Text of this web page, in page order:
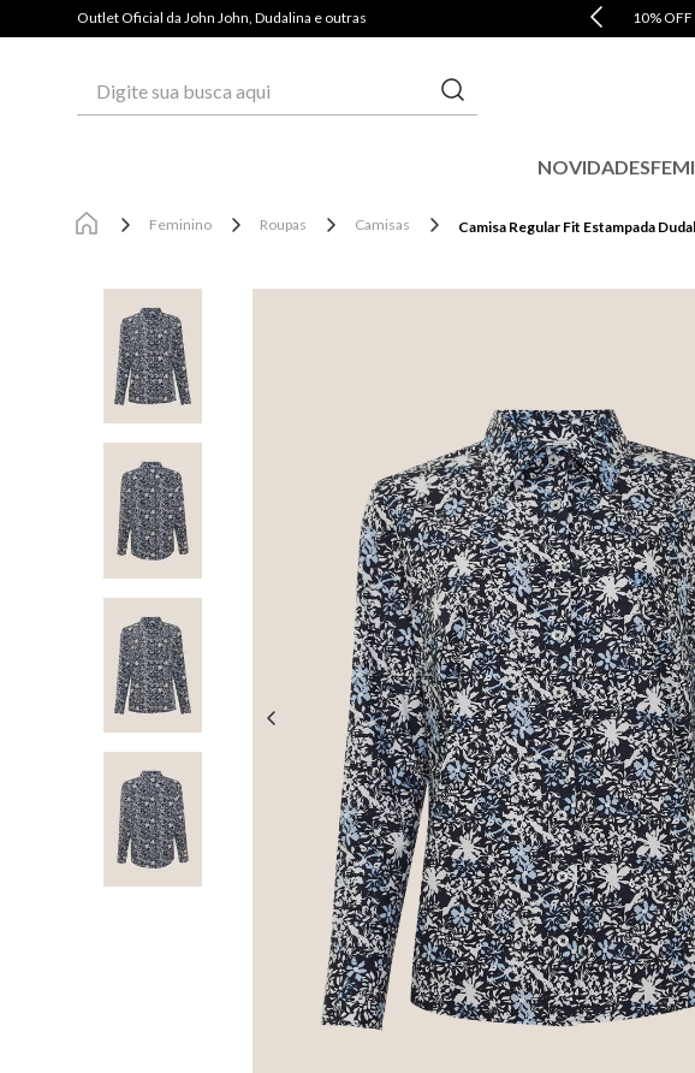
Outlet Oficial da John John, Dudalina e outrasPAGUE COM PIX E GANHE 3% OFF* 10% OFF
NOVIDADES
Feminino Roupas Camisas Camisa Regular Fit Estampada